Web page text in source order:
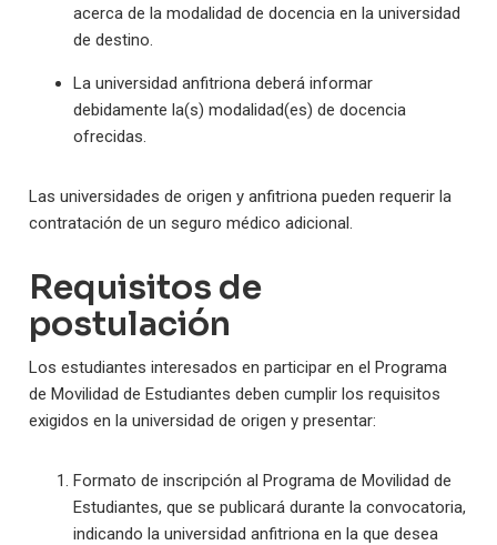
acerca de la modalidad de docencia en la universidad
de destino.
La universidad anfitriona deberá informar
debidamente la(s) modalidad(es) de docencia
ofrecidas.
Las universidades de origen y anfitriona pueden requerir la
contratación de un seguro médico adicional.
Requisitos de
postulación
Los estudiantes interesados en participar en el Programa
de Movilidad de Estudiantes deben cumplir los requisitos
exigidos en la universidad de origen y presentar:
Formato de inscripción al Programa de Movilidad de
Estudiantes, que se publicará durante la convocatoria,
indicando la universidad anfitriona en la que desea